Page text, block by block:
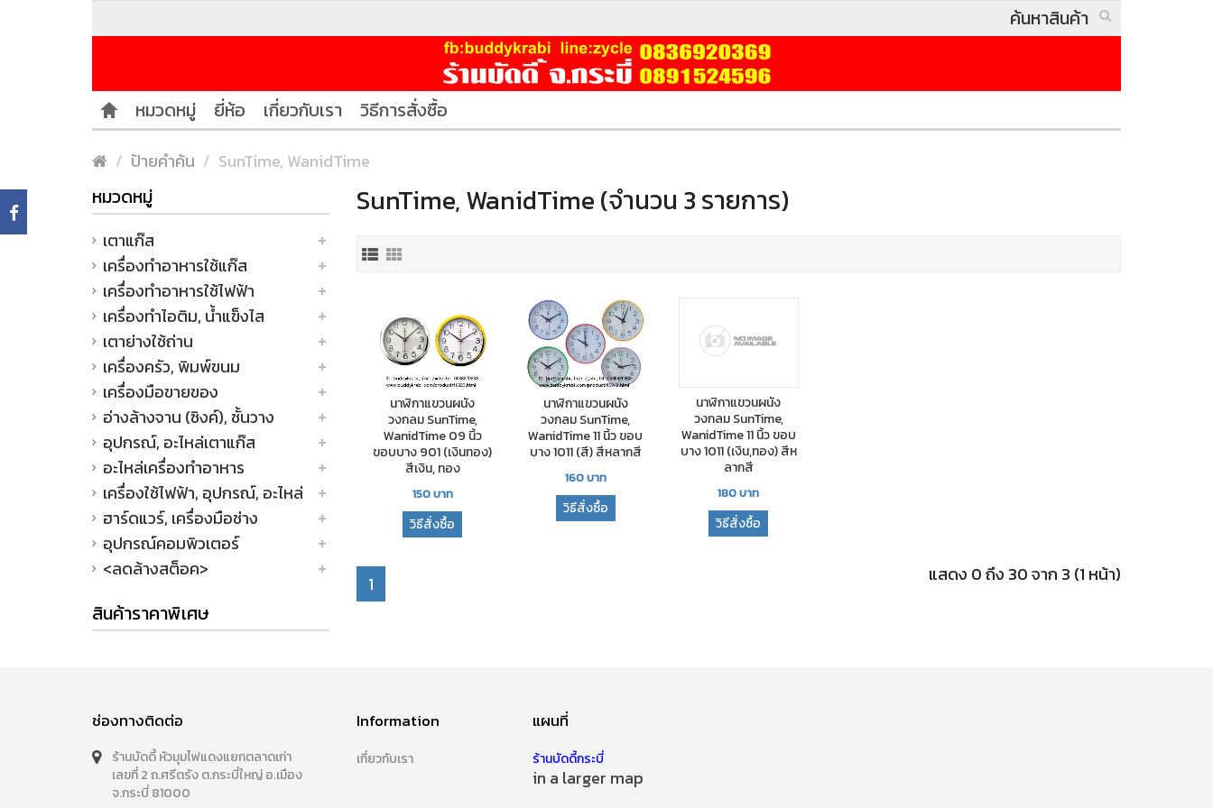
หมวดหมู่ ยี่ห้อ เกี่ยวกับเรา วิธีการสั่งซื้อ
ป้ายคำค้น SunTime, WanidTime
หมวดหมู่
เตาแก๊ส
เครื่องทำอาหารใช้แก๊ส
เครื่องทำอาหารใช้ไฟฟ้า
เครื่องทำไอติม, น้ำแข็งไส
เตาย่างใช้ถ่าน
เครื่องครัว, พิมพ์ขนม
เครื่องมือขายของ
อ่างล้างจาน (ซิงค์), ชั้นวาง
อุปกรณ์, อะไหล่เตาแก๊ส
อะไหล่เครื่องทำอาหาร
เครื่องใช้ไฟฟ้า, อุปกรณ์, อะไหล่
ฮาร์ดแวร์, เครื่องมือช่าง
อุปกรณ์คอมพิวเตอร์
<ลดล้างสต็อค>
สินค้าราคาพิเศษ
SunTime, WanidTime (จำนวน 3 รายการ)
นาฬิกาแขวนผนัง
วงกลม SunTime,
WanidTime 09 นิ้ว
ขอบบาง 901 (เงินทอง)
สีเงิน, ทอง
150บาท
วิธีสั่งซื้อ
นาฬิกาแขวนผนัง
วงกลม SunTime,
WanidTime 11 นิ้ว ขอบ
บาง 1011 (สี) สีหลากสี
160บาท
วิธีสั่งซื้อ
นาฬิกาแขวนผนัง
วงกลม SunTime,
WanidTime 11 นิ้ว ขอบ
บาง 1011 (เงิน,ทอง) สีห
ลากสี
180บาท
วิธีสั่งซื้อ
1 แสดง 0 ถึง 30 จาก 3 (1 หน้า)
ช่องทางติดต่อ
ร้านบัดดี้ หัวมุมไฟแดงแยกตลาดเก่า
เลขที่ 2 ถ.ศรีตรัง ต.กระบี่ใหญ่ อ.เมือง
จ.กระบี่ 81000
Information
เกี่ยวกับเรา
แผนที่
ร้านบัดดี้กระบี่
in a larger map